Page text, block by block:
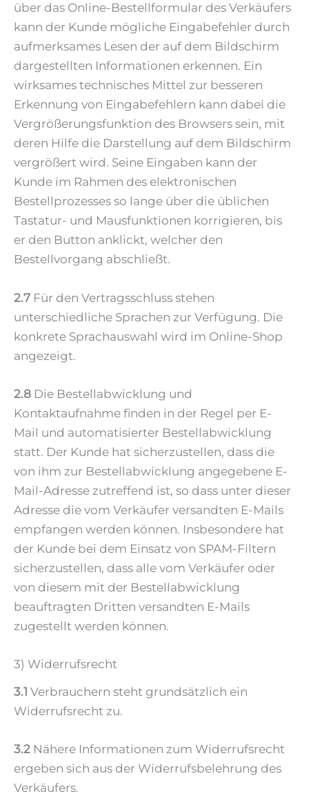
über das Online-Bestellformular des Verkäufers
kann der Kunde mögliche Eingabefehler durch
aufmerksames Lesen der auf dem Bildschirm
dargestellten Informationen erkennen. Ein
wirksames technisches Mittel zur besseren
Erkennung von Eingabefehlern kann dabei die
Vergrößerungsfunktion des Browsers sein, mit
deren Hilfe die Darstellung auf dem Bildschirm
vergrößert wird. Seine Eingaben kann der
Kunde im Rahmen des elektronischen
Bestellprozesses so lange über die üblichen
Tastatur- und Mausfunktionen korrigieren, bis
er den Button anklickt, welcher den
Bestellvorgang abschließt.
2.7 Für den Vertragsschluss stehen
unterschiedliche Sprachen zur Verfügung. Die
konkrete Sprachauswahl wird im Online-Shop
angezeigt.
2.8 Die Bestellabwicklung und
Kontaktaufnahme finden in der Regel per E-
Mail und automatisierter Bestellabwicklung
statt. Der Kunde hat sicherzustellen, dass die
von ihm zur Bestellabwicklung angegebene E-
Mail-Adresse zutreffend ist, so dass unter dieser
Adresse die vom Verkäufer versandten E-Mails
empfangen werden können. Insbesondere hat
der Kunde bei dem Einsatz von SPAM-Filtern
sicherzustellen, dass alle vom Verkäufer oder
von diesem mit der Bestellabwicklung
beauftragten Dritten versandten E-Mails
zugestellt werden können.
3) Widerrufsrecht
3.1 Verbrauchern steht grundsätzlich ein
Widerrufsrecht zu.
3.2 Nähere Informationen zum Widerrufsrecht
ergeben sich aus der Widerrufsbelehrung des
Verkäufers.